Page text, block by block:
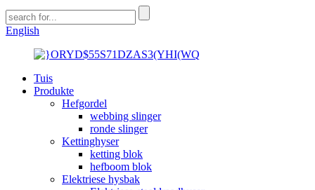
English
Tuis
Produkte
Hefgordel
webbing slinger
ronde slinger
Kettinghyser
ketting blok
hefboom blok
Elektriese hysbak